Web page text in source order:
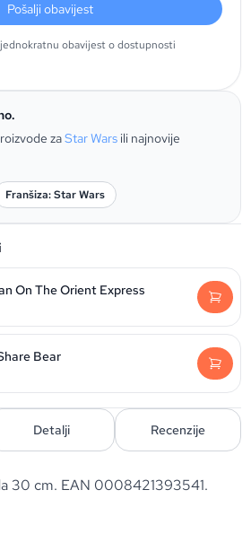
Pošalji obavijest
obavijest o dostupnosti
zaStar Wars ili najnovije
Franšiza: Star Wars
On The Orient Express
Bear
Detalji Recenzije
30 cm. EAN 0008421393541.